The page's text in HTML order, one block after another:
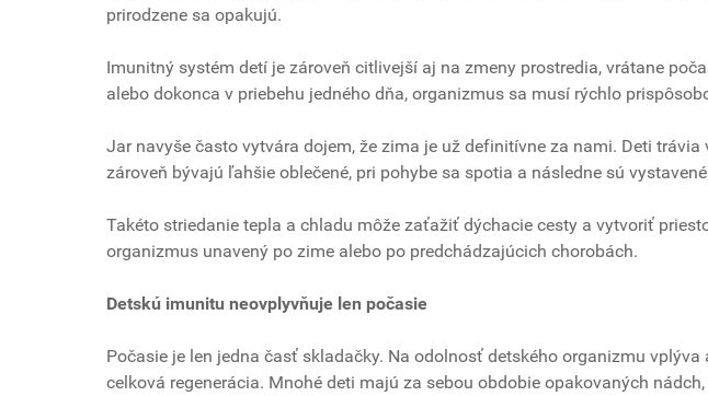
prirodzene sa opakujú.
Imunitný systém detí je zároveň citlivejší aj na zmeny prostredia, vrátane
alebo dokonca v priebehu jedného dňa, organizmus sa musí rýchlo
Jar navyše často vytvára dojem, že zima je už definitívne za nami. Deti trávia
zároveň bývajú ľahšie oblečené, pri pohybe sa spotia a následne sú
Takéto striedanie tepla a chladu môže zaťažiť dýchacie cesty a vytvoriť
organizmus unavený po zime alebo po predchádzajúcich chorobách.
Detskú imunitu neovplyvňuje len počasie
Počasie je len jedna časť skladačky. Na odolnosť detského organizmu
celková regenerácia. Mnohé deti majú za sebou obdobie opakovaných